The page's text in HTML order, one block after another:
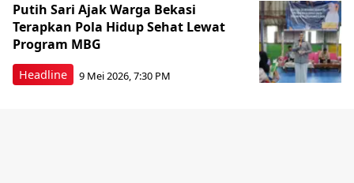
Headline
Putih Sari Ajak Warga Bekasi
Terapkan Pola Hidup Sehat Lewat
Program MBG
9 Mei 2026, 7:30 PM